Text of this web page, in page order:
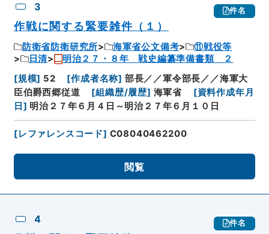
3 件名
作戦に関する緊要雑件（１）
防衛省防衛研究所 海軍省公文備考
⑪戦役等
日清
明治２７・８年 戦史編纂準備書類 ２
[規模] 52 [作成者名称] 部長／／軍令部長／／海軍大
臣伯爵西郷従道
[組織歴/履歴] 海軍省 [資料作成年月
日 ] 明治２７年６月４日～明治２７年６月１０日
[レファレンスコード] C08040462200
閲覧
4 件名